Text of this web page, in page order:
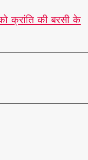
क्रांति की बरसी के